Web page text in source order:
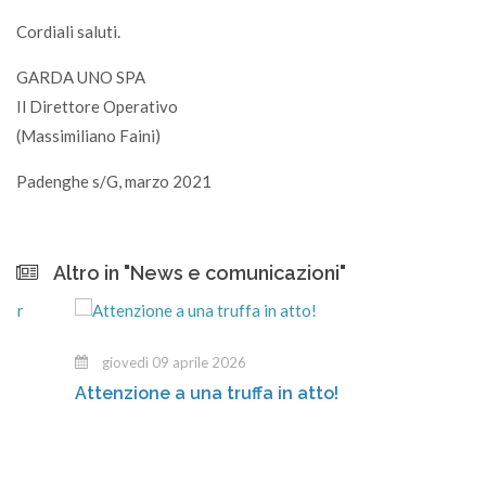
Cordiali saluti.
GARDA UNO SPA
Il Direttore Operativo
(Massimiliano Faini)
Padenghe s/G, marzo 2021
Altro in "News e comunicazioni"
giovedì 09 aprile 2026
Attenzione a una truffa in atto!